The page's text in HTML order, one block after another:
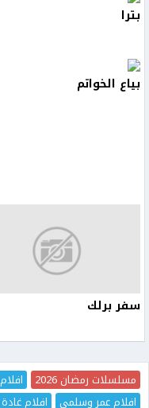
بترا
بياع الخواتم
سفر برلك
مسلسلات رمضان 2026
افلام عمر وسلمى
افلام